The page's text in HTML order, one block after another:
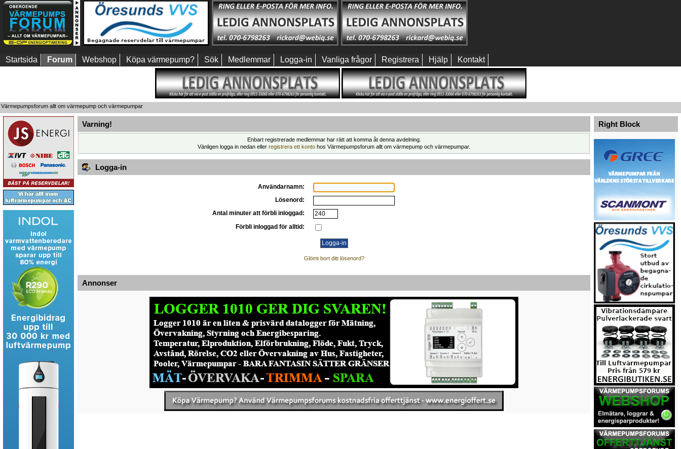
Startsida Forum Webshop Köpa värmepump? Sök Medlemmar Logga-in Vanliga frågor Registrera Hjälp Kontakt
Värmepumpsforum allt om värmepump och värmepumpar
Varning!
Enbart registrerade medlemmar har rätt att komma åt denna avdelning.
Vänligen logga in nedan eller registrera ett konto hos Värmepumpsforum allt om värmepump och värmepumpar.
Logga-in
Användarnamn:
Lösenord:
Antal minuter att förbli inloggad:
Förbli inloggad för alltid:
Glömt bort ditt lösenord?
Annonser
Right Block